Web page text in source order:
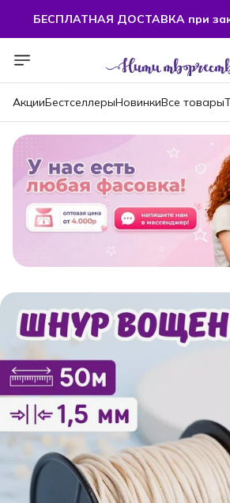
БЕСПЛАТНАЯ ДОСТАВКА при
АкцииБестселлерыНовинкиВсе товары